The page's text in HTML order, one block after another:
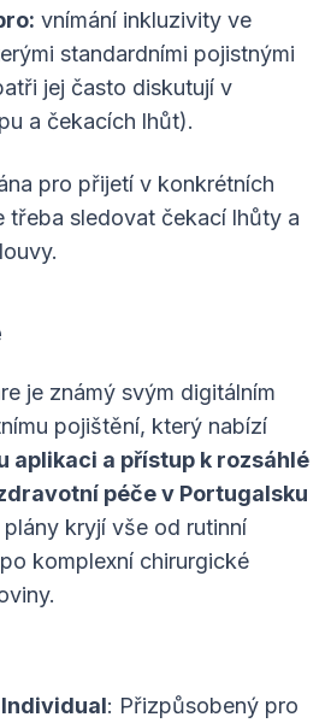
vnímání inkluzivity ve
standardními pojistnými
jej často diskutují v
a čekacích lhůt).
pro přijetí v konkrétních
třeba sledovat čekací lhůty a
je známý svým digitálním
pojištění, který nabízí
aplikaci a přístup k rozsáhlé
péče v Portugalsku
plány kryjí vše od rutinní
komplexní chirurgické
: Přizpůsobený pro